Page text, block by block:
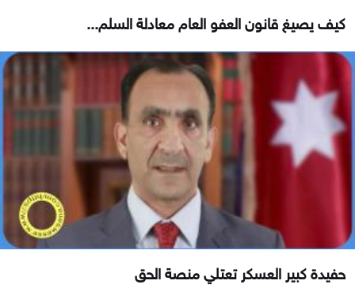
كيف يصيغ قانون العفو العام معادلة السلم...
حفيدة كبير العسكر تعتلي منصة الحق